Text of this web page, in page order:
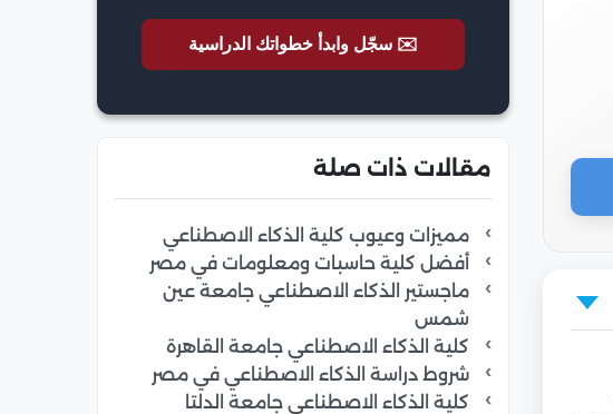
✉️ سجّل وابدأ خطواتك الدراسية
مقالات ذات صلة
مميزات وعيوب كلية الذكاء الاصطناعي
أفضل كلية حاسبات ومعلومات في مصر
ماجستير الذكاء الاصطناعي جامعة عين
شمس
كلية الذكاء الاصطناعي جامعة القاهرة
شروط دراسة الذكاء الاصطناعي في مصر
كلية الذكاء الاصطناعي جامعة الدلتا